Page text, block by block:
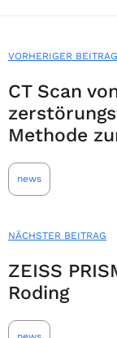
VORHERIGER BEITRAG
CT Scan
Methode
news
NÄCHSTER BEITRAG
ZEISS
Roding